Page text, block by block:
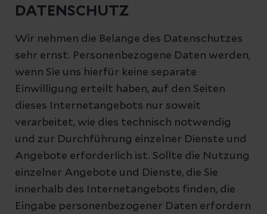
DATENSCHUTZ
Wir nehmen die Belange des Datenschutzes
sehr ernst. Personenbezogene Daten werden,
wenn Sie uns hierfür keine separate
Einwilligung erteilt haben, auf den Seiten
dieses Internetangebots nur soweit
verarbeitet, wie dies technisch notwendig
und zur Durchführung einzelner Dienste und
Angebote erforderlich ist. Sollte die Nutzung
einzelner Angebote und Dienste, die Sie
innerhalb des Internetangebots finden, die
Eingabe personenbezogener Daten erfordern